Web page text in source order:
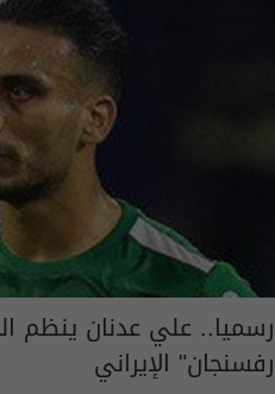
رسميا.. علي عدنان ينظم
رفسنجان" الإيراني